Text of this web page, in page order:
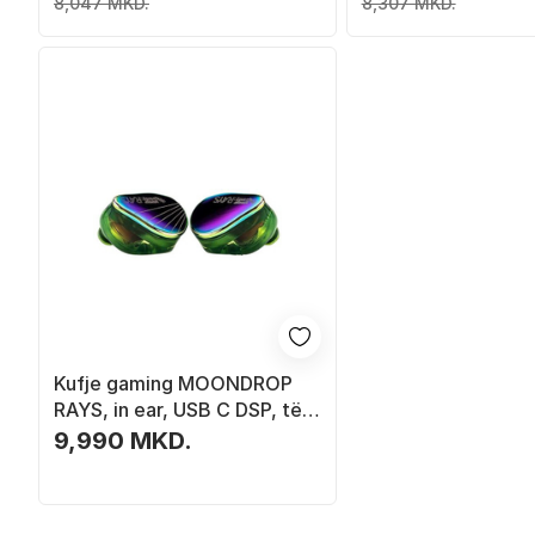
Kufje gaming MOONDROP
RAYS, in ear, USB C DSP, të
zeza
9,990 MKD.